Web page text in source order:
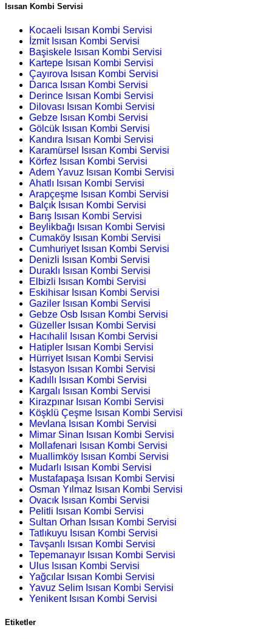
Isısan Kombi Servisi
Kocaeli Isısan Kombi Servisi
İzmit Isısan Kombi Servisi
Başiskele Isısan Kombi Servisi
Kartepe Isısan Kombi Servisi
Çayırova Isısan Kombi Servisi
Darıca Isısan Kombi Servisi
Derince Isısan Kombi Servisi
Dilovası Isısan Kombi Servisi
Gebze Isısan Kombi Servisi
Gölcük Isısan Kombi Servisi
Kandıra Isısan Kombi Servisi
Karamürsel Isısan Kombi Servisi
Körfez Isısan Kombi Servisi
Adem Yavuz Isısan Kombi Servisi
Ahatlı Isısan Kombi Servisi
Arapçeşme Isısan Kombi Servisi
Balçık Isısan Kombi Servisi
Barış Isısan Kombi Servisi
Beylikbağı Isısan Kombi Servisi
Cumaköy Isısan Kombi Servisi
Cumhuriyet Isısan Kombi Servisi
Denizli Isısan Kombi Servisi
Duraklı Isısan Kombi Servisi
Elbizli Isısan Kombi Servisi
Eskihisar Isısan Kombi Servisi
Gaziler Isısan Kombi Servisi
Gebze Osb Isısan Kombi Servisi
Güzeller Isısan Kombi Servisi
Hacıhalil Isısan Kombi Servisi
Hatipler Isısan Kombi Servisi
Hürriyet Isısan Kombi Servisi
İstasyon Isısan Kombi Servisi
Kadıllı Isısan Kombi Servisi
Kargalı Isısan Kombi Servisi
Kirazpınar Isısan Kombi Servisi
Köşklü Çeşme Isısan Kombi Servisi
Mevlana Isısan Kombi Servisi
Mimar Sinan Isısan Kombi Servisi
Mollafenari Isısan Kombi Servisi
Muallimköy Isısan Kombi Servisi
Mudarlı Isısan Kombi Servisi
Mustafapaşa Isısan Kombi Servisi
Osman Yılmaz Isısan Kombi Servisi
Ovacık Isısan Kombi Servisi
Pelitli Isısan Kombi Servisi
Sultan Orhan Isısan Kombi Servisi
Tatlıkuyu Isısan Kombi Servisi
Tavşanlı Isısan Kombi Servisi
Tepemanayır Isısan Kombi Servisi
Ulus Isısan Kombi Servisi
Yağcılar Isısan Kombi Servisi
Yavuz Selim Isısan Kombi Servisi
Yenikent Isısan Kombi Servisi
Etiketler